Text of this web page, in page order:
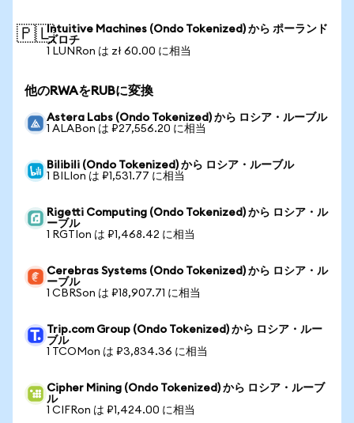
🇵🇱Intuitive Machines (Ondo Tokenized) から ポーランド
ズロチ
1 LUNRon は zł 60.00 に相当
他のRWAをRUBに変換
Astera Labs (Ondo Tokenized) から ロシア・ルーブル
1 ALABon は ₽27,556.20 に相当
Bilibili (Ondo Tokenized) から ロシア・ルーブル
1 BILIon は ₽1,531.77 に相当
Rigetti Computing (Ondo Tokenized) から ロシア・ル
ーブル
1 RGTIon は ₽1,468.42 に相当
Cerebras Systems (Ondo Tokenized) から ロシア・ル
ーブル
1 CBRSon は ₽18,907.71 に相当
Trip.com Group (Ondo Tokenized) から ロシア・ルー
ブル
1 TCOMon は ₽3,834.36 に相当
Cipher Mining (Ondo Tokenized) から ロシア・ルーブ
ル
1 CIFRon は ₽1,424.00 に相当